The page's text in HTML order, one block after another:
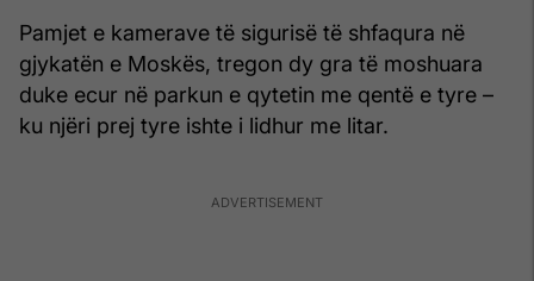
Pamjet e kamerave të sigurisë të shfaqura në
gjykatën e Moskës, tregon dy gra të moshuara
duke ecur në parkun e qytetin me qentë e tyre –
ku njëri prej tyre ishte i lidhur me litar.